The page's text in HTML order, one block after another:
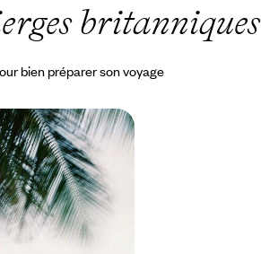
britanniques
bien préparer son voyage